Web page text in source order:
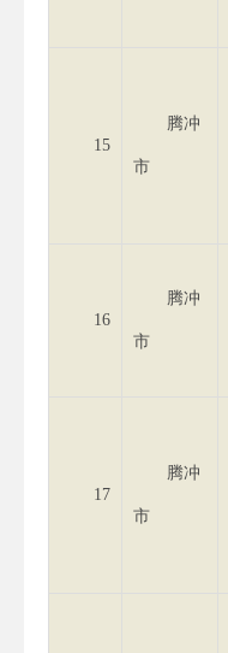
15
腾冲
市
16
腾冲
市
17
腾冲
市